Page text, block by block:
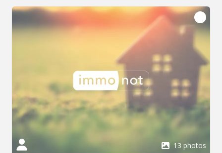
salon d'étage qui dessert trois chambres avec placard,
WC, salle de bains avec baignoire et douche. Le tout sur
une très pratique cave de belle hauteur pour la chaufferie,
atelier, rangement... Le gros plus : une dépendance
habitable de 23m² environ (isolée, chauffée, sanitaire,
eau, électricité), en pierre pour un LOGEMENT
INTERGENERATIONNEL, cabinet profession libérale ou
activité de loisir ! En extérieur, le terrain de 490m², offre
une terrasse à l'abri des regards et des fortes chaleurs et
un jardinet planté. - Classe énergie : D - Classe climat : D -
Montant estimé des dépenses annuelles d'énergie pour
un usage standard : 2150 à 2970 € (base 2022) - Prix Hon.
Négo Inclus : 295 950 € dont 3,84% Hon. Négo TTC
charge acq. Prix Hors Hon. Négo :285 000 € - Réf :
019/5614 JLL
13 photos